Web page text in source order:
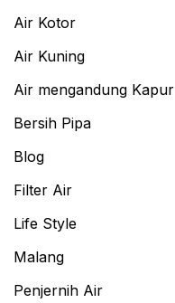
Air Kotor
Air Kuning
Air mengandung Kapur
Bersih Pipa
Blog
Filter Air
Life Style
Malang
Penjernih Air